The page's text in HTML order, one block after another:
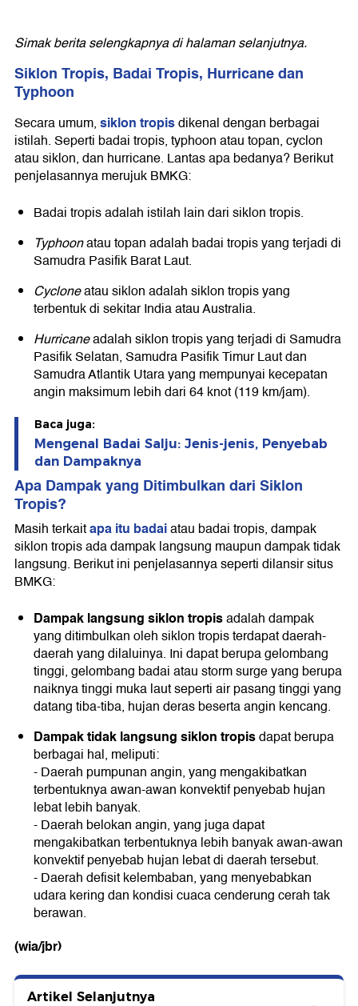
Simak berita selengkapnya di halaman selanjutnya.
Siklon Tropis, Badai Tropis, Hurricane dan
Typhoon
Secara umum,siklon tropisdikenal dengan berbagai
istilah. Seperti badai tropis, typhoon atau topan, cyclon
atau siklon, dan hurricane. Lantas apa bedanya? Berikut
penjelasannya merujuk BMKG:
Badai tropis adalah istilah lain dari siklon tropis.
Typhoonatau topan adalah badai tropis yang terjadi di
Samudra Pasifik Barat Laut.
Cycloneatau siklon adalah siklon tropis yang
terbentuk di sekitar India atau Australia.
Hurricaneadalah siklon tropis yang terjadi di Samudra
Pasifik Selatan, Samudra Pasifik Timur Laut dan
Samudra Atlantik Utara yang mempunyai kecepatan
angin maksimum lebih dari 64 knot (119 km/jam).
Baca juga:
Mengenal Badai Salju: Jenis-jenis, Penyebab
dan Dampaknya
Apa Dampak yang Ditimbulkan dari Siklon
Tropis?
Masih terkaitapa itu badaiatau badai tropis, dampak
siklon tropis ada dampak langsung maupun dampak tidak
langsung. Berikut ini penjelasannya seperti dilansir situs
BMKG:
Dampak langsung siklon tropisadalah dampak
yang ditimbulkan oleh siklon tropis terdapat daerah-
daerah yang dilaluinya. Ini dapat berupa gelombang
tinggi, gelombang badai atau storm surge yang berupa
naiknya tinggi muka laut seperti air pasang tinggi yang
datang tiba-tiba, hujan deras beserta angin kencang.
Dampak tidak langsung siklon tropisdapat berupa
berbagai hal, meliputi:
- Daerah pumpunan angin, yang mengakibatkan
terbentuknya awan-awan konvektif penyebab hujan
lebat lebih banyak.
- Daerah belokan angin, yang juga dapat
mengakibatkan terbentuknya lebih banyak awan-awan
konvektif penyebab hujan lebat di daerah tersebut.
- Daerah defisit kelembaban, yang menyebabkan
udara kering dan kondisi cuaca cenderung cerah tak
berawan.
(wia/jbr)
Artikel Selanjutnya